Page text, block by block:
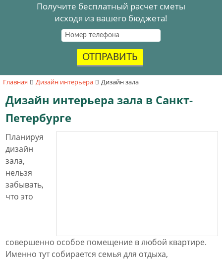
Получите бесплатный расчет сметы
исходя из вашего бюджета!
ОТПРАВИТЬ
Главная Дизайн интерьера Дизайн зала
Дизайн интерьера зала в Санкт-
Петербурге
Планируя
дизайн
зала,
нельзя
забывать,
что это
совершенно особое помещение в любой квартире.
Именно тут собирается семья для отдыха,